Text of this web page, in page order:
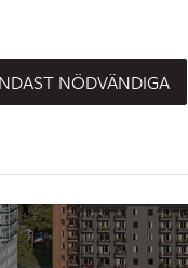
NÖDVÄNDIGA